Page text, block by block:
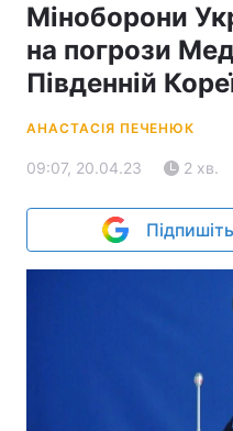
Міноборони
на погрози
Південній
АНАСТАСІЯ ПЕЧЕНЮК
09:07, 20.04.23 2 хв.